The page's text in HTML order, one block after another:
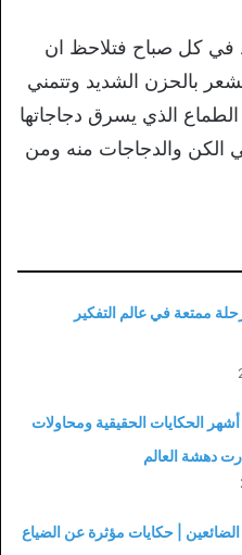
في كل صباح فتلاحظ ان
بالحزن الشديد وتتمني
الذي يسرق دجاجاتها
الكن والدجاجات منه ومن
ممتعة في عالم التفكير
الحكايات الحقيقية ومحاولات
دهشة العالم
| حكايات مؤثرة عن الضياع